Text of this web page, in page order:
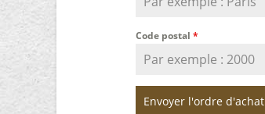
Code postal *
Envoyer l'ordre d'achat